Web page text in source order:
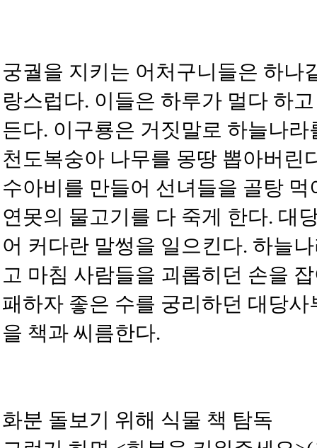
궁궐을 지키는 어처구니들은 하나
랑스럽다. 이들은 하루가 멀다 하
든다. 이구룡은 거짓말로 하늘나
천도복숭아 나무를 몽땅 뽑아버린
수아비를 만들어 선녀들을 골탕
연못의 물고기를 다 죽게 한다. 대
어 커다란 말썽을 일으킨다. 하늘
고 마침 사람들을 괴롭히던 손을
패하자 좋은 수를 궁리하던 대당
을 책과 씨름한다.
화분 돌보기 위해 식물 책 탐독